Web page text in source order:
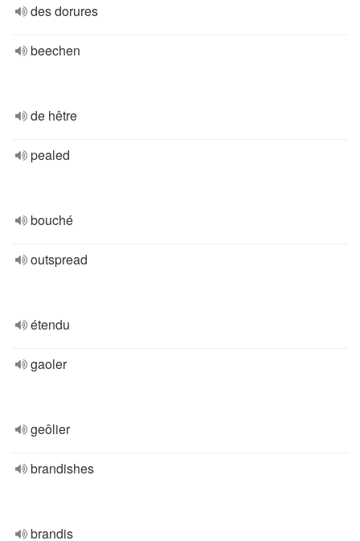
des dorures
beechen
de hêtre
pealed
bouché
outspread
étendu
gaoler
geôlier
brandishes
brandis